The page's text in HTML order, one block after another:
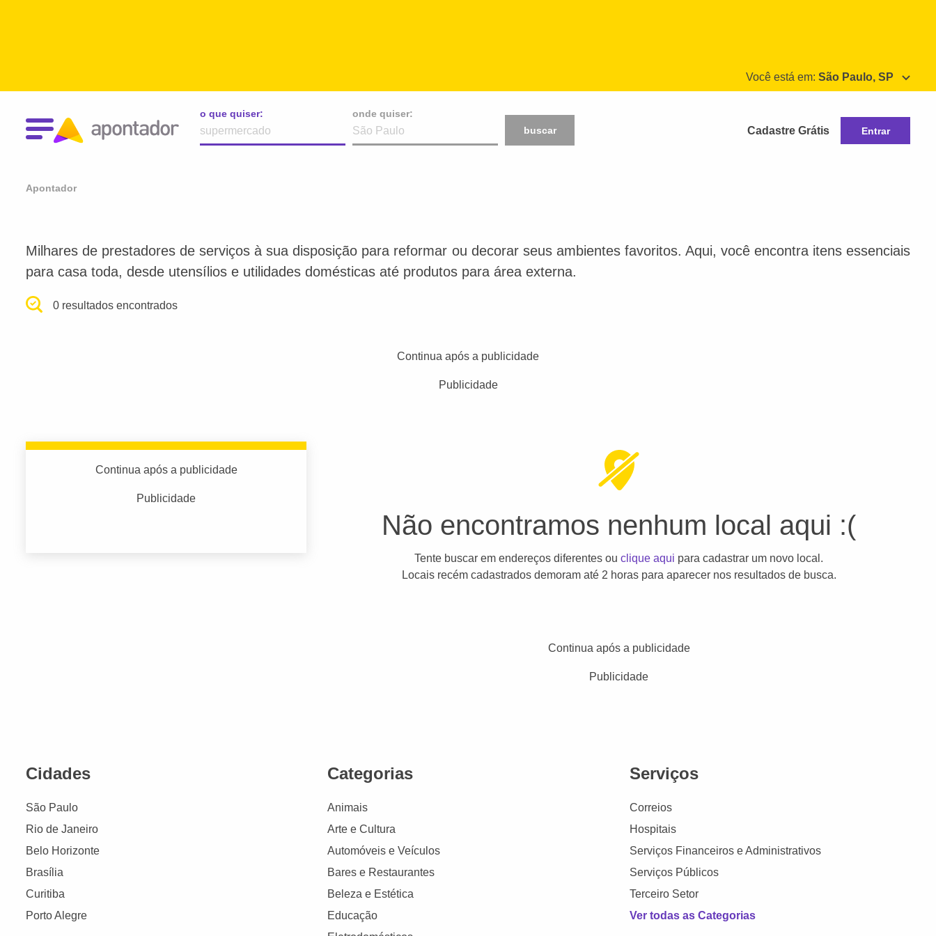
Você está em: São Paulo, SP
o que quiser:
onde quiser:
buscar
Cadastre Grátis Entrar
Apontador
Milhares de prestadores de serviços à sua disposição para reformar ou decorar seus ambientes favoritos. Aqui, você encontra itens essenciais
para casa toda, desde utensílios e utilidades domésticas até produtos para área externa.
0 resultados encontrados
Continua após a publicidade
Publicidade
Continua após a publicidade
Publicidade
Não encontramos nenhum local aqui :(
Tente buscar em endereços diferentes ouclique aqui para cadastrar um novo local.
Locais recém cadastrados demoram até 2 horas para aparecer nos resultados de busca.
Continua após a publicidade
Publicidade
Cidades
São Paulo
Rio de Janeiro
Belo Horizonte
Brasília
Curitiba
Porto Alegre
Categorias
Animais
Arte e Cultura
Automóveis e Veículos
Bares e Restaurantes
Beleza e Estética
Educação
Serviços
Correios
Hospitais
Serviços Financeiros e Administrativos
Serviços Públicos
Terceiro Setor
Ver todas as Categorias